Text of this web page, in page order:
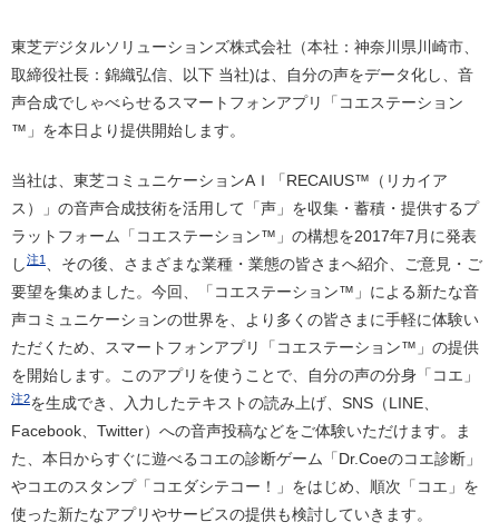
東芝デジタルソリューションズ株式会社（本社：神奈川県川崎市、
取締役社長：錦織弘信、以下 当社)は、自分の声をデータ化し、音
声合成でしゃべらせるスマートフォンアプリ「コエステーション
™」を本日より提供開始します。
当社は、東芝コミュニケーションAＩ「RECAIUS™（リカイア
ス）」の音声合成技術を活用して「声」を収集・蓄積・提供するプ
ラットフォーム「コエステーション™」の構想を2017年7月に発表
し注1
、その後、さまざまな業種・業態の皆さまへ紹介、ご意見・ご
要望を集めました。今回、「コエステーション™」による新たな音
声コミュニケーションの世界を、より多くの皆さまに手軽に体験い
ただくため、スマートフォンアプリ「コエステーション™」の提供
を開始します。このアプリを使うことで、自分の声の分身「コエ」
注2を生成でき、入力したテキストの読み上げ、SNS（LINE、
Facebook、Twitter）への音声投稿などをご体験いただけます。ま
た、本日からすぐに遊べるコエの診断ゲーム「Dr.Coeのコエ診断」
やコエのスタンプ「コエダシテコー！」をはじめ、順次「コエ」を
使った新たなアプリやサービスの提供も検討していきます。